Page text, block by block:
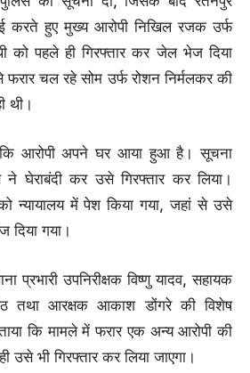
करते हुए मुख्य आरोपी निखिल रजक उर्फ
को पहले ही गिरफ्तार कर जेल भेज दिया
चल रहे सोम उर्फ रोशन निर्मलकर की
थी।
आरोपी अपने घर आया हुआ है। सूचना
घेराबंदी कर उसे गिरफ्तार कर लिया।
न्यायालय में पेश किया गया, जहां से उसे
दिया गया।
प्रभारी उपनिरीक्षक विष्णु यादव, सहायक
तथा आरक्षक आकाश डोंगरे की विशेष
कि मामले में फरार एक अन्य आरोपी की
उसे भी गिरफ्तार कर लिया जाएगा।